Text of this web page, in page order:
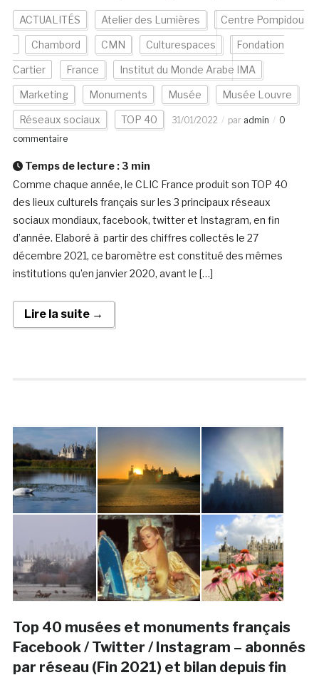
ACTUALITÉS Atelier des Lumières Centre Pompidou
Chambord CMN Culturespaces Fondation
Cartier France Institut du Monde Arabe IMA
Marketing Monuments Musée Musée Louvre
Réseaux sociaux TOP 40 31/01/2022 par admin
0
commentaire
Temps de lecture : 3 min
Comme chaque année, le CLIC France produit son TOP 40
des lieux culturels français sur les 3 principaux réseaux
sociaux mondiaux, facebook, twitter et Instagram, en fin
d’année. Elaboré à partir des chiffres collectés le 27
décembre 2021, ce baromètre est constitué des mêmes
institutions qu’en janvier 2020, avant le […]
Lire la suite →
Top 40 musées et monuments français
Facebook / Twitter / Instagram – abonnés
par réseau (Fin 2021) et bilan depuis fin